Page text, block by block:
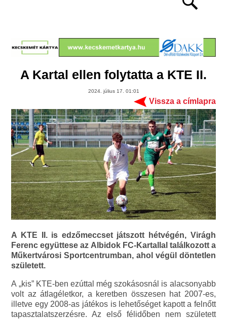
A Kartal ellen folytatta a KTE II.
2024. július 17. 01:01
Vissza a címlapra
A KTE II. is edzőmeccset játszott hétvégén, Virágh
Ferenc együttese az Albidok FC-Kartallal találkozott a
Műkertvárosi Sportcentrumban, ahol végül döntetlen
született.
A „kis” KTE-ben ezúttal még szokásosnál is alacsonyabb
volt az átlagéletkor, a keretben összesen hat 2007-es,
illetve egy 2008-as játékos is lehetőséget kapott a felnőtt
tapasztalatszerzésre. Az első félidőben nem született